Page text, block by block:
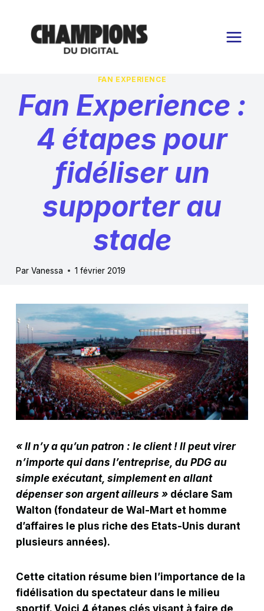
contenu
FAN EXPERIENCE
Fan Experience :
4 étapes pour
fidéliser un
supporter au
stade
Par Vanessa 1 février 2019
« Il n’y a qu’un patron : le client ! Il peut virer
n’importe qui dans l’entreprise, du PDG au
simple exécutant, simplement en allant
dépenser son argent ailleurs » déclare Sam
Walton (fondateur de Wal-Mart et homme
d’affaires le plus riche des Etats-Unis durant
plusieurs années).
Cette citation résume bien l’importance de la
fidélisation du spectateur dans le milieu
sportif. Voici 4 étapes clés visant à faire de